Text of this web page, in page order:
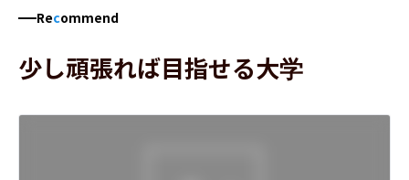
Recommend
少し頑張れば目指せる大学